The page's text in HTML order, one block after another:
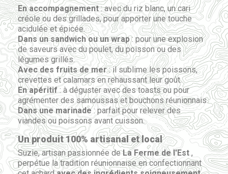
En accompagnement: avec du riz blanc, un cari
créole ou des grillades, pour apporter une touche
acidulée et épicée.
Dans un sandwich ou un wrap: pour une explosion
de saveurs avec du poulet, du poisson ou des
légumes grillés.
Avec des fruits de mer: il sublime les poissons,
crevettes et calamars en rehaussant leur goût.
En apéritif: à déguster avec des toasts ou pour
agrémenter des samoussas et bouchons réunionnais.
Dans une marinade: parfait pour relever des
viandes ou poissons avant cuisson.
Un produit 100% artisanal et local
Suzie, artisan passionnée deLa Ferme de l'Est ,
perpétue la tradition réunionnaise en confectionnant